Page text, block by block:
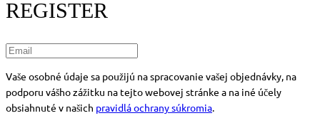
REGISTER
Vaše osobné údaje sa použijú na spracovanie vašej objednávky, na
podporu vášho zážitku na tejto webovej stránke a na iné účely
obsiahnuté v našich pravidlá ochrany súkromia.